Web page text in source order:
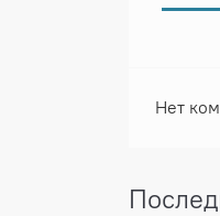
Нет